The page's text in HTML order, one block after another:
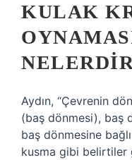
KULAK
Aydın, “Çevrenin
(baş dönmesi), baş
baş dönmesine
kusma gibi belirtiler